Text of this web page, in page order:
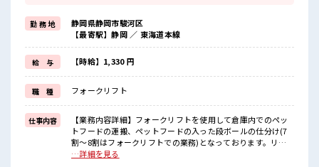
≪無理なく働ける≫
場合によってはお願いすることもありますが、
残業はほとんどナシ！
≪髪色自由で自分らしく働く≫
明るすぎたり奇抜でなければ基本的に自由！
(規定有)≪動きやすい制服アリ≫
制服があるので、
毎日の服装の悩み解消♪
≪自分に向いている仕事が探せる≫
困った事などがあれば、
担当がしっかりサポートします！
■職場の雰囲気
勤 務 地
静岡県静岡市駿河区
【最寄駅】静岡 ／ 東海道本線
給 与 【時給】1,330 円
職 種 フォークリフト
仕事内容
【業務内容詳細】フォークリフトを使用して倉庫内でのペッ
トフードの運搬、ペットフードの入った段ボールの仕分け(7
割～8割はフォークリフトでの業務)となっております。リー
チフォークのため立ち仕事。1人作業。【取扱製品情報】ペッ
…詳細を見る